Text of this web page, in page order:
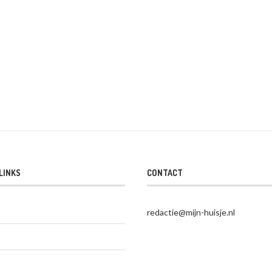
CONTACT
redactie@mijn-huisje.nl